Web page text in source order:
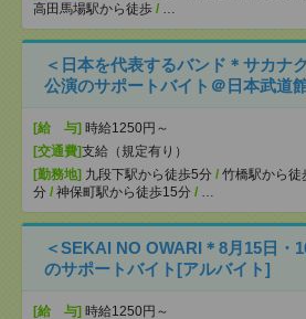
高田馬場駅から徒歩 / …
＜日本を代表するバンド＊サカナ
公演のサポートバイト＠日本武道
[給 与] 時給1250円～
[交通費]支給（規定有り）
[勤務地] 九段下駅から徒歩5分 / 竹橋駅から徒
分 / 神保町駅から徒歩15分 / …
＜SEKAI NO OWARI＊8月15日・
のサポートバイト[アルバイト]
[給 与] 時給1250円～